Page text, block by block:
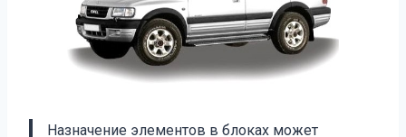
Назначение элементов в блоках может